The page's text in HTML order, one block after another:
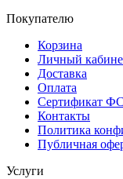
Покупателю
Корзина
Личный
Доставка
Оплата
Сертификат
Контакты
Политика
Публичная
Услуги